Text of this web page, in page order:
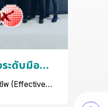
ะดับมือ
พ (Effective